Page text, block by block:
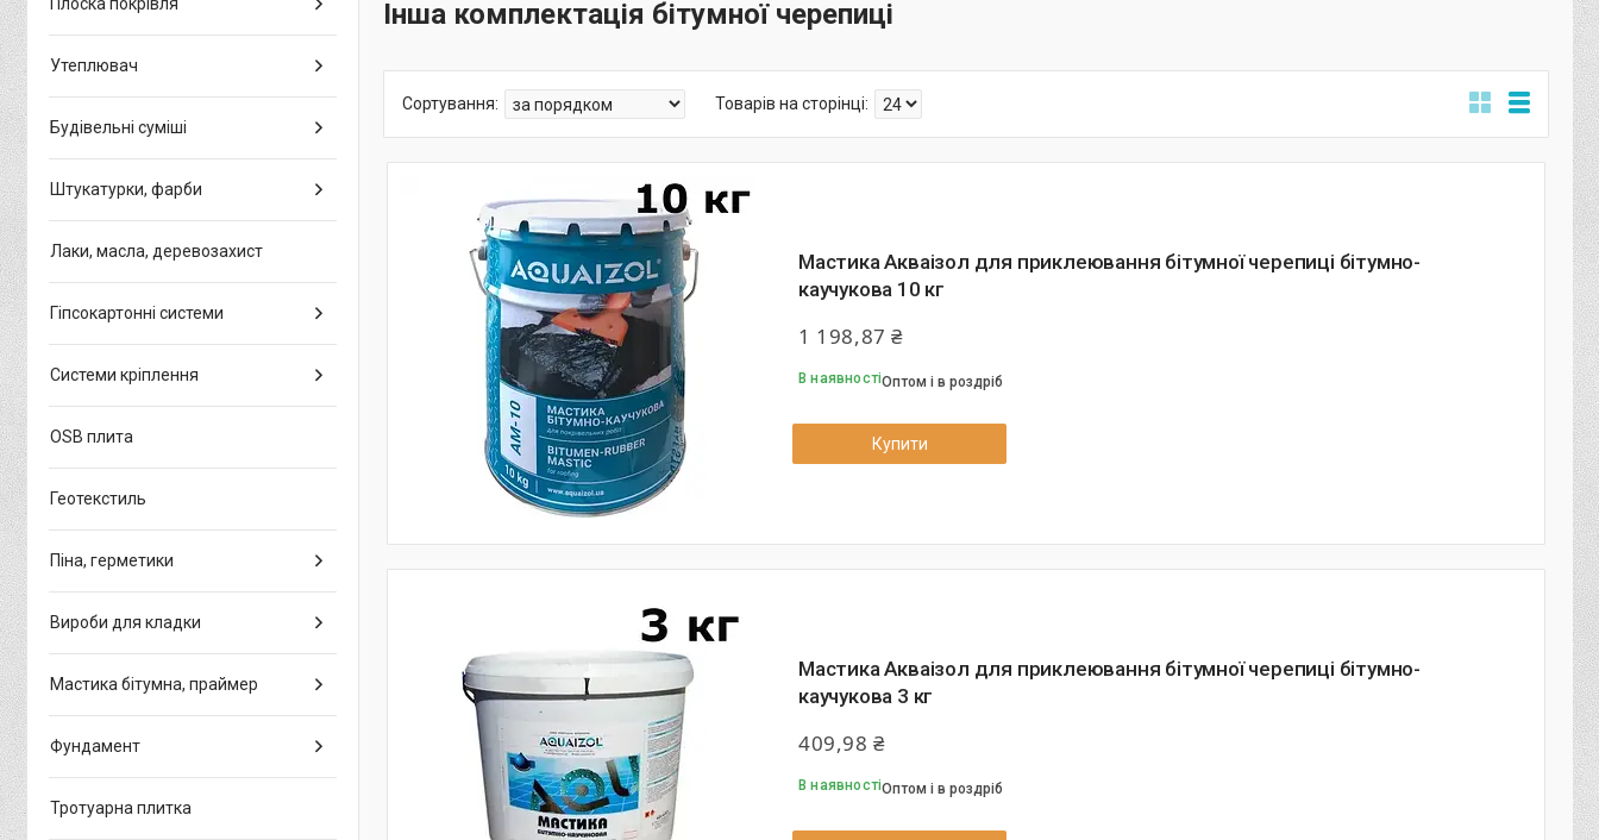
Інша комплектація бітумної черепиці
Мастика Акваізол для приклеювання бітумної черепиці бітумно-
каучукова 10 кг
1 198,87 ₴
В наявностіОптом і в роздріб
Купити
Мастика Акваізол для приклеювання бітумної черепиці бітумно-
каучукова 3 кг
409,98 ₴
В наявностіОптом і в роздріб
Утеплювач
Будівельні суміші
Штукатурки, фарби
Лаки, масла, деревозахист
Гіпсокартонні системи
Системи кріплення
OSB плита
Геотекстиль
Піна, герметики
Вироби для кладки
Мастика бітумна, праймер
Фундамент
Тротуарна плитка